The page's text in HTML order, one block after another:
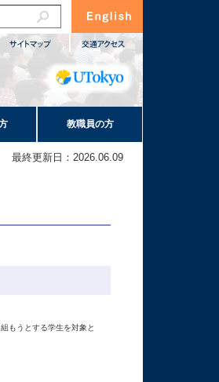
教職員の方
最終更新日：2026.06.09
もうとする学生を対象と